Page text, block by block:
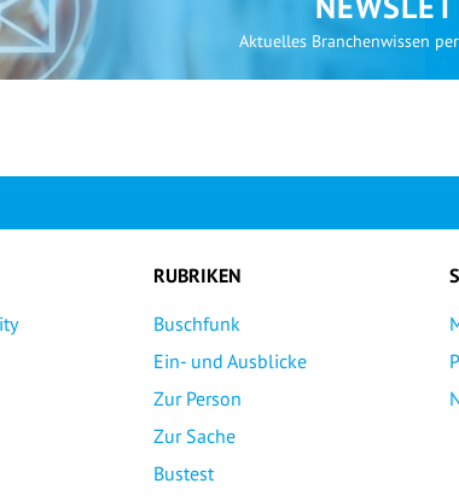
Aktuelles Branchenwissen
RUBRIKEN
Buschfunk
Ein- und Ausblicke
Zur Person
Zur Sache
Bustest